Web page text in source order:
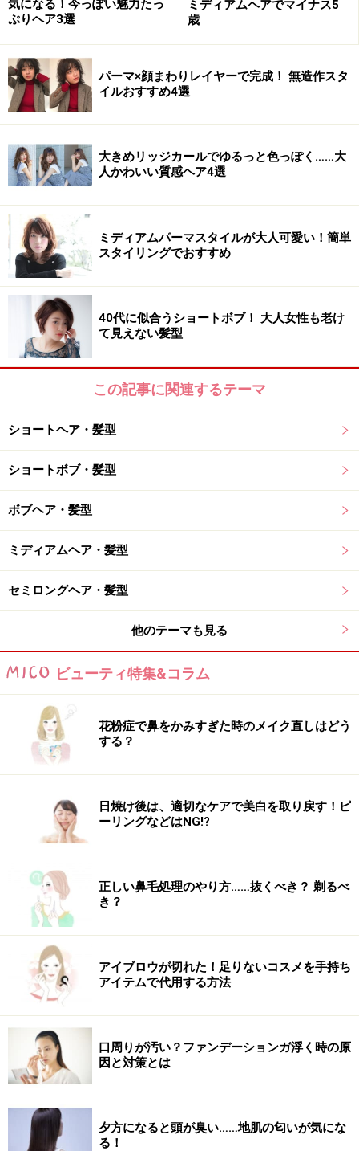
気になる！今っぽい魅力たっ
ぷりヘア3選
ミディアムヘアでマイナス5
歳
パーマ×顔まわりレイヤーで完成！ 無造作スタ
イルおすすめ4選
大きめリッジカールでゆるっと色っぽく……大
人かわいい質感ヘア4選
ミディアムパーマスタイルが大人可愛い！簡単
スタイリングでおすすめ
40代に似合うショートボブ！ 大人女性も老け
て見えない髪型
この記事に関連するテーマ
ショートヘア・髪型
ショートボブ・髪型
ボブヘア・髪型
ミディアムヘア・髪型
セミロングヘア・髪型
他のテーマも見る
ビューティ特集&コラム
花粉症で鼻をかみすぎた時のメイク直しはどう
する？
日焼け後は、適切なケアで美白を取り戻す！ピ
ーリングなどはNG!?
正しい鼻毛処理のやり方……抜くべき？ 剃るべ
き？
アイブロウが切れた！足りないコスメを手持ち
アイテムで代用する方法
口周りが汚い？ファンデーションガ浮く時の原
因と対策とは
夕方になると頭が臭い……地肌の匂いが気にな
る！